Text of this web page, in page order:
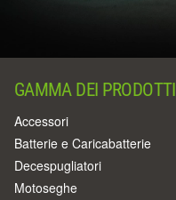
GAMMA DEI PRODOTTI
Accessori
Batterie e Caricabatterie
Decespugliatori
Motoseghe